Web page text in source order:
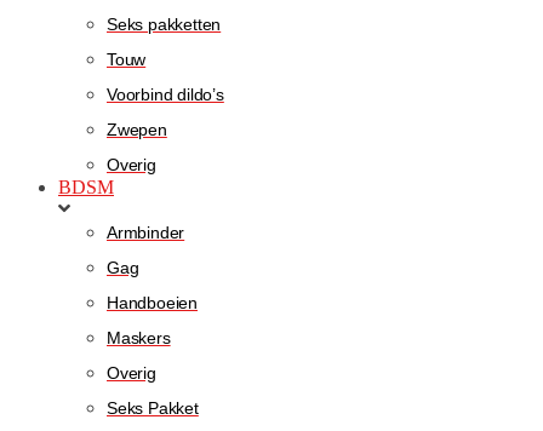
Seks pakketten
Touw
Voorbind dildo’s
Zwepen
Overig
BDSM
Armbinder
Gag
Handboeien
Maskers
Overig
Seks Pakket